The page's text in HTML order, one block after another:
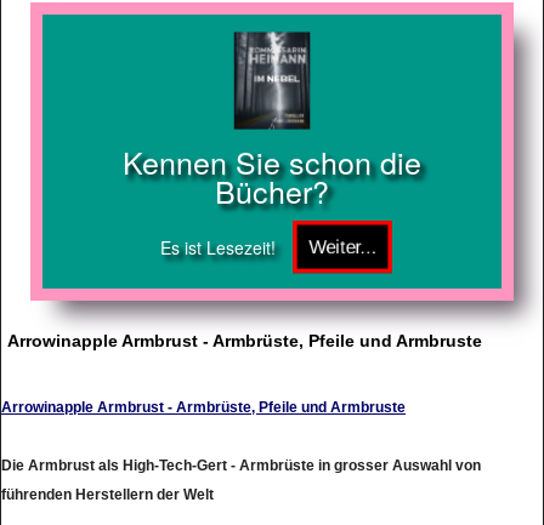
Kennen Sie schon die
Bücher?
Es ist Lesezeit!
Arrowinapple Armbrust - Armbrüste, Pfeile und Armbruste
Arrowinapple Armbrust - Armbrüste, Pfeile und Armbruste
Die Armbrust als High-Tech-Gert - Armbrüste in grosser Auswahl von
führenden Herstellern der Welt